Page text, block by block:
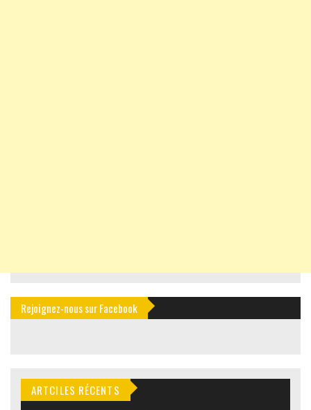
Rejoignez-nous sur Facebook
ARTCILES RÉCENTS